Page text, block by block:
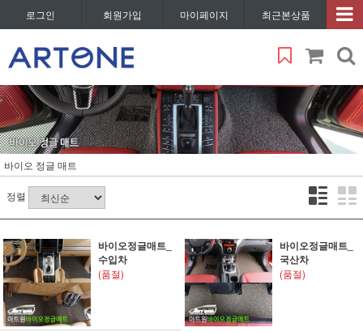
로그인 회원가입 마이페이지 최근본상품
바이오 정글 매트
정렬
바이오정글매트_
수입차
(품절)
바이오정글매트_
국산차
(품절)